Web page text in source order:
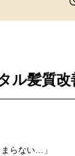
ル髪質
らない…」